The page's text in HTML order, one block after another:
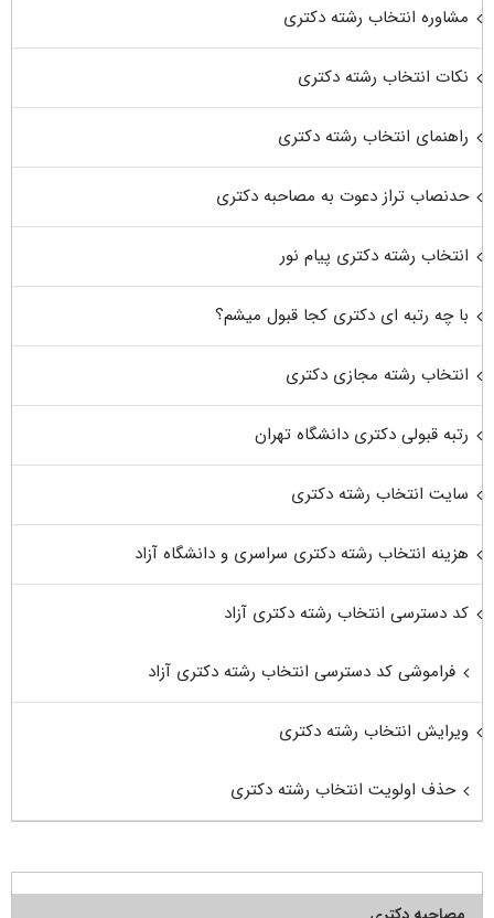
مشاوره انتخاب رشته دکتری
نکات انتخاب رشته دکتری
راهنمای انتخاب رشته دکتری
حدنصاب تراز دعوت به مصاحبه دکتری
انتخاب رشته دکتری پیام نور
با چه رتبه ای دکتری کجا قبول میشم؟
انتخاب رشته مجازی دکتری
رتبه قبولی دکتری دانشگاه تهران
سایت انتخاب رشته دکتری
هزینه انتخاب رشته دکتری سراسری و دانشگاه آزاد
کد دسترسی انتخاب رشته دکتری آزاد
فراموشی کد دسترسی انتخاب رشته دکتری آزاد
ویرایش انتخاب رشته دکتری
حذف اولویت انتخاب رشته دکتری